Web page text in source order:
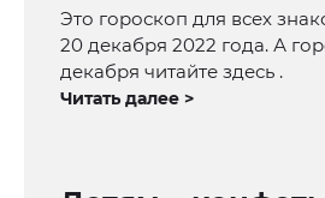
Это гороскоп для всех
20 декабря 2022 года. А
декабря читайте здесь .
Читать далее >